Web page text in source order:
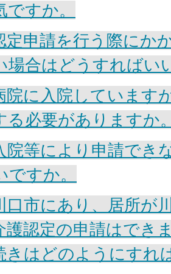
ですか。
定申請を行う際にか
場合はどうすればい
院に入院しています
る必要がありますか
院等により申請でき
すか。
口市にあり、居所が
護認定の申請はでき
きはどのようにすれ